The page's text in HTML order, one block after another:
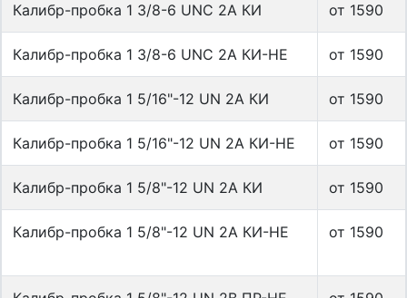
Калибр-пробка 1 3/8-6 UNC 2A КИ от 1590
Калибр-пробка 1 3/8-6 UNC 2A КИ-НЕ от 1590
Калибр-пробка 1 5/16"-12 UN 2A КИ от 1590
Калибр-пробка 1 5/16"-12 UN 2A КИ-НЕ от 1590
Калибр-пробка 1 5/8"-12 UN 2A КИ от 1590
Калибр-пробка 1 5/8"-12 UN 2A КИ-НЕ от 1590